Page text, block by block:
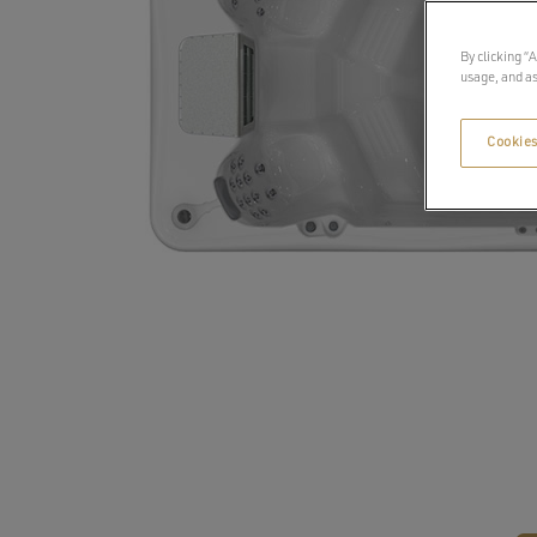
By clicking
usage, and